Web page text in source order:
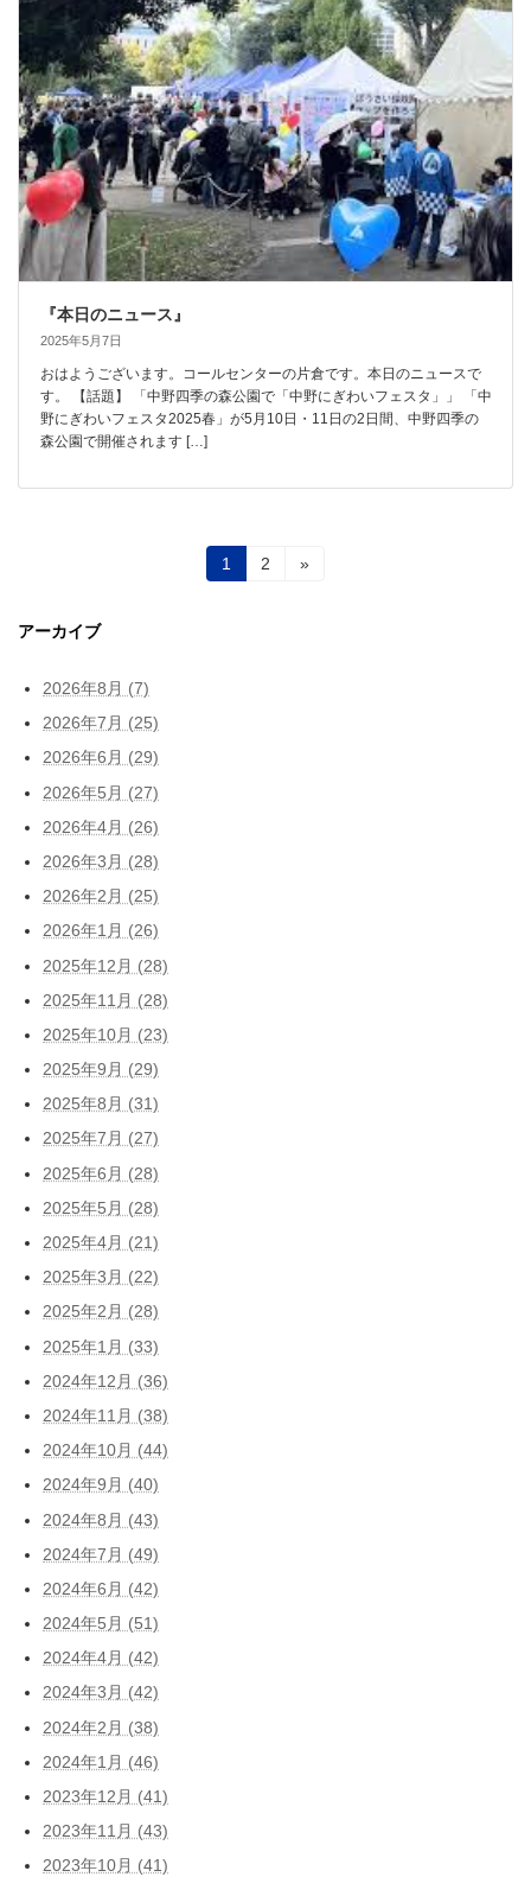
『本日のニュース』
2025年5月7日
おはようございます。コールセンターの片倉です。本日のニュースで
す。 【話題】 「中野四季の森公園で「中野にぎわいフェスタ」」 「中
野にぎわいフェスタ2025春」が5月10日・11日の2日間、中野四季の
森公園で開催されます […]
の
ペ
ー
ジ
送
固
定
1
固
2 »
アーカイブ
2026年8月 (7)
2026年7月 (25)
2026年6月 (29)
2026年5月 (27)
2026年4月 (26)
2026年3月 (28)
2026年2月 (25)
2026年1月 (26)
2025年12月 (28)
2025年11月 (28)
2025年10月 (23)
2025年9月 (29)
2025年8月 (31)
2025年7月 (27)
2025年6月 (28)
2025年5月 (28)
2025年4月 (21)
2025年3月 (22)
2025年2月 (28)
2025年1月 (33)
2024年12月 (36)
2024年11月 (38)
2024年10月 (44)
2024年9月 (40)
2024年8月 (43)
2024年7月 (49)
2024年6月 (42)
2024年5月 (51)
2024年4月 (42)
2024年3月 (42)
2024年2月 (38)
2024年1月 (46)
2023年12月 (41)
2023年11月 (43)
2023年10月 (41)